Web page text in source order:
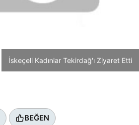
İskeçeli Kadınlar Tekirdağ'ı Ziyaret Etti
BEĞEN